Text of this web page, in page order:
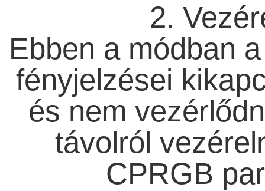
2.
Ebben a módban
fényjelzései
és nem
távolról
CPRGB